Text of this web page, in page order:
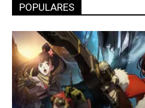
POPULARES